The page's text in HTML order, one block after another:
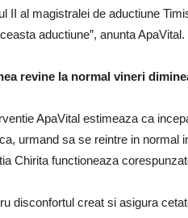
II al magistralei de aductiune
aductiune”, anunta ApaVital.
revine la normal vineri
ApaVital estimeaza ca
urmand sa se reintre in normal
Chirita functioneaza
disconfortul creat si asigura